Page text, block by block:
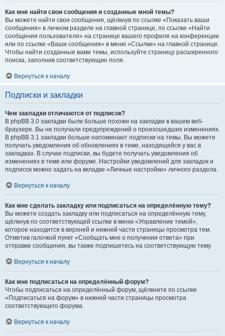
Как мне найти свои сообщения и созданные мной темы?
Вы можете найти свои сообщения, щёлкнув по ссылке «Показать ваши
сообщения» в личном разделе на главной странице, по ссылке «Найти
сообщения пользователя» на странице вашего профиля на конференции
или по ссылке «Ваши сообщения» в меню «Ссылки» на главной странице.
Чтобы найти созданные вами темы, используйте страницу расширенного
поиска, заполнив соответствующие поля.
Вернуться к началу
Подписки и закладки
Чем закладки отличаются от подписок?
В phpBB 3.0 закладки были больше похожи на закладки в вашем веб-
браузере. Вы не получали предупреждений о произошедших изменениях.
В phpBB 3.1 закладки больше напоминают подписки на темы. Вы можете
получать уведомления об обновлениях в теме, находящейся у вас в
закладках. В случае подписки, вы будете получать уведомления об
изменениях в теме или форуме. Настройки уведомлений для закладок и
подписок можно задать на вкладке «Личные настройки» личного раздела.
Вернуться к началу
Как мне сделать закладку или подписаться на определённую тему?
Вы можете создать закладку или подписаться на определённую тему,
щёлкнув по соответствующей ссылке в меню «Управление темой»,
которое находится в верхней и нижней части страницы просмотра тем.
Отметив галочкой пункт «Сообщать мне о получении ответа» при
отправке сообщения, вы также подпишетесь на соответствующую тему.
Вернуться к началу
Как мне подписаться на определённый форум?
Чтобы подписаться на определённый форум, щёлкните по ссылке
«Подписаться на форум» в нижней части страницы просмотра
соответствующего форума.
Вернуться к началу